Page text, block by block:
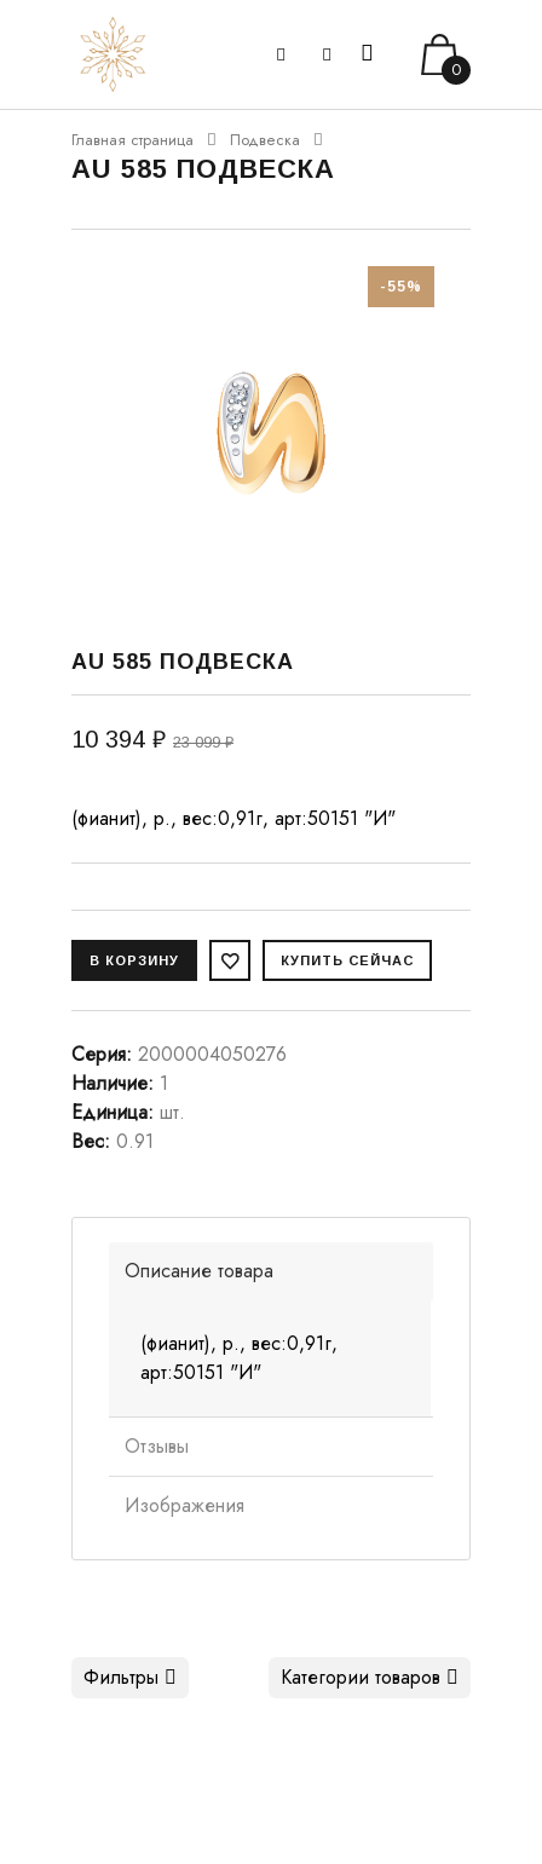
0
Главная страница Подвеска
AU 585 ПОДВЕСКА
-55%
AU 585 ПОДВЕСКА
10 394 ₽ 23 099 ₽
(фианит), р., вес:0,91г, арт:50151 "И"
Серия: 2000004050276
Наличие: 1
Единица: шт.
Вес: 0.91
Описание товара
(фианит), р., вес:0,91г,
арт:50151 "И"
Отзывы
Изображения
Категории товаров
Фильтры